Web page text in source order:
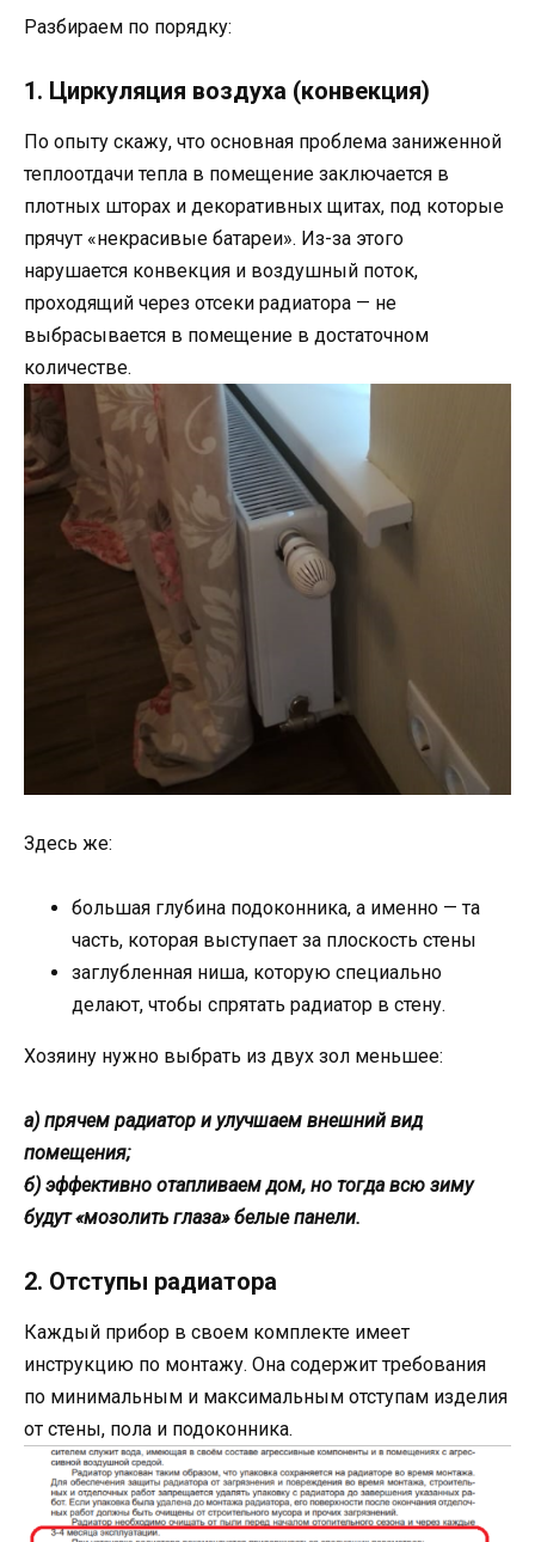
Разбираем по порядку:
1. Циркуляция воздуха (конвекция)
По опыту скажу, что основная проблема заниженной
теплоотдачи тепла в помещение заключается в
плотных шторах и декоративных щитах, под которые
прячут «некрасивые батареи». Из-за этого
нарушается конвекция и воздушный поток,
проходящий через отсеки радиатора — не
выбрасывается в помещение в достаточном
количестве.
Здесь же:
большая глубина подоконника, а именно — та
часть, которая выступает за плоскость стены
заглубленная ниша, которую специально
делают, чтобы спрятать радиатор в стену.
Хозяину нужно выбрать из двух зол меньшее:
а) прячем радиатор и улучшаем внешний вид
помещения;
б) эффективно отапливаем дом, но тогда всю зиму
будут «мозолить глаза» белые панели.
2. Отступы радиатора
Каждый прибор в своем комплекте имеет
инструкцию по монтажу. Она содержит требования
по минимальным и максимальным отступам изделия
от стены, пола и подоконника.